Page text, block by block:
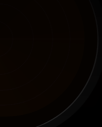
rentables en un abrir